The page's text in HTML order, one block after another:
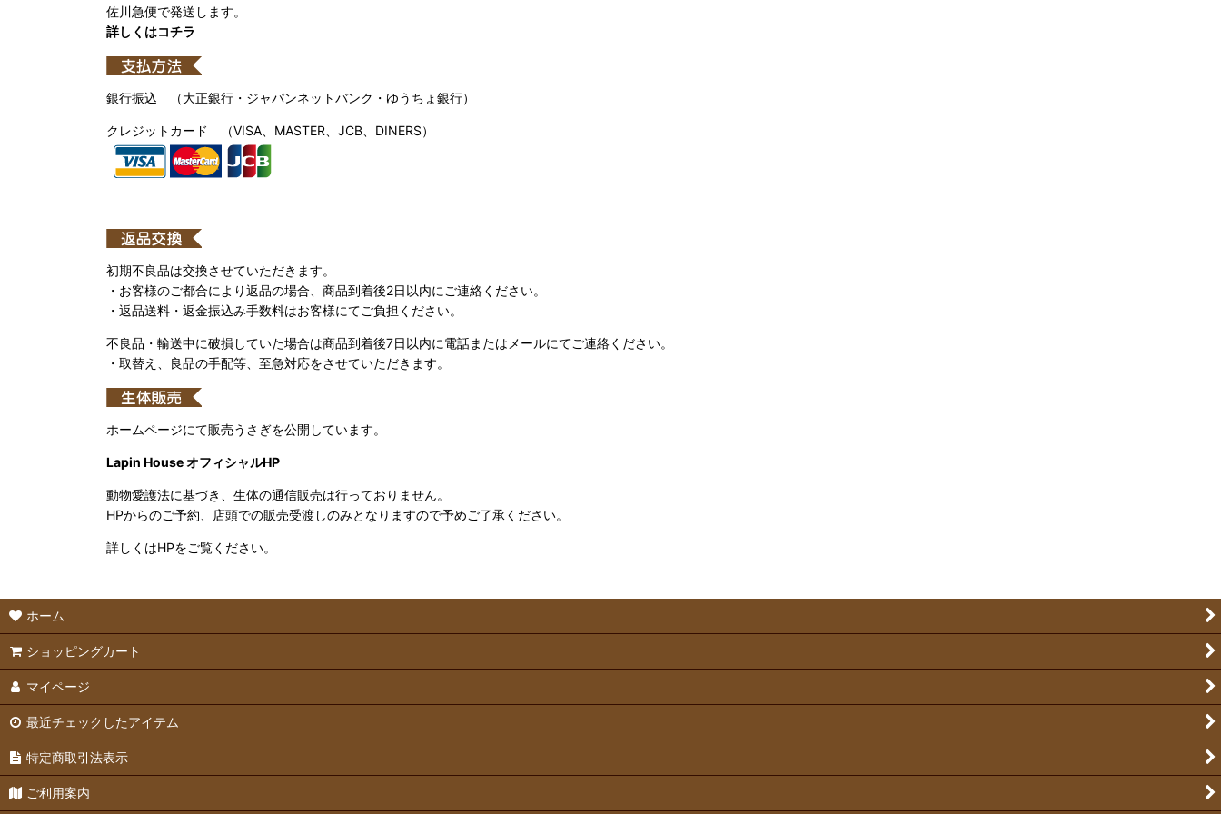
佐川急便で発送します。
詳しくはコチラ
銀行振込 （大正銀行・ジャパンネットバンク・ゆうちょ銀行）
クレジットカード （VISA、MASTER、JCB、DINERS）
初期不良品は交換させていただきます。
・お客様のご都合により返品の場合、商品到着後2日以内にご連絡ください。
・返品送料・返金振込み手数料はお客様にてご負担ください。
不良品・輸送中に破損していた場合は商品到着後7日以内に電話またはメールにてご連絡ください。
・取替え、良品の手配等、至急対応をさせていただきます。
ホームページにて販売うさぎを公開しています。
Lapin House オフィシャルHP
動物愛護法に基づき、生体の通信販売は行っておりません。
HPからのご予約、店頭での販売受渡しのみとなりますので予めご了承ください。
詳しくはHPをご覧ください。
ホーム
ショッピングカート
マイページ
最近チェックしたアイテム
特定商取引法表示
ご利用案内